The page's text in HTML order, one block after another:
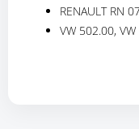
RENAULT RN
VW 502.00,